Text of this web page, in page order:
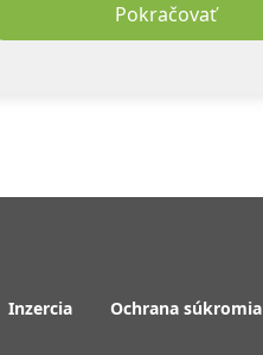
Pokračovať
Inzercia Ochrana súkromia